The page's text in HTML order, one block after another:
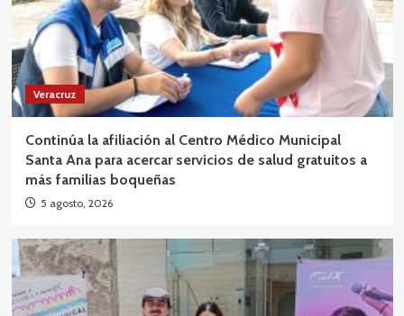
Veracruz
Continúa la afiliación al Centro Médico Municipal
Santa Ana para acercar servicios de salud gratuitos a
más familias boqueñas
5 agosto, 2026